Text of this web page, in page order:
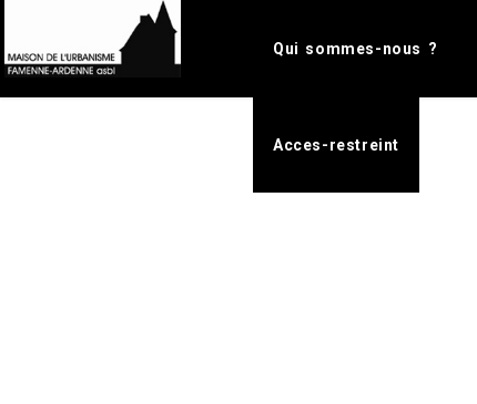
Qui sommes-nous ?
Acces-restreint